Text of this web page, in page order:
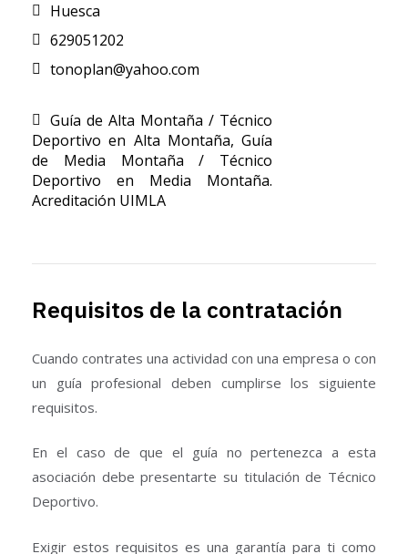
Huesca
629051202
tonoplan@yahoo.com
Guía de Alta Montaña / Técnico
Deportivo en Alta Montaña, Guía
de Media Montaña / Técnico
Deportivo en Media Montaña.
Acreditación UIMLA
Requisitos de la contratación
Cuando contrates una actividad con una empresa o con
un guía profesional deben cumplirse los siguiente
requisitos.
En el caso de que el guía no pertenezca a esta
asociación debe presentarte su titulación de Técnico
Deportivo.
Exigir estos requisitos es una garantía para ti como